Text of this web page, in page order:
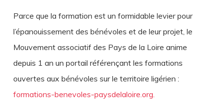
Parce que la formation est un formidable levier pour
l’épanouissement des bénévoles et de leur projet, le
Mouvement associatif des Pays de la Loire anime
depuis 1 an un portail référençant les formations
ouvertes aux bénévoles sur le territoire ligérien :
formations-benevoles-paysdelaloire.org.